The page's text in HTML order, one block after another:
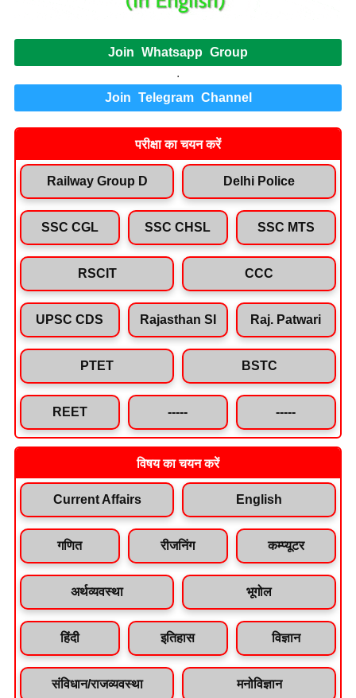
Join Whatsapp Group
.
Join Telegram Channel
परीक्षा का चयन करें
Railway Group D Delhi Police
SSC CGL SSC CHSL SSC MTS
RSCIT CCC
UPSC CDS Rajasthan SI Raj. Patwari
PTET BSTC
REET ----- -----
विषय का चयन करें
Current Affairs English
गणित रीजनिंग कम्प्यूटर
अर्थव्यवस्था भूगोल
हिंदी इतिहास विज्ञान
संविधान/राजव्यवस्था मनोविज्ञान